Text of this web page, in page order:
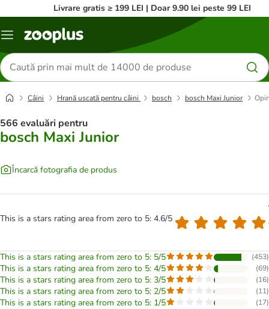
Livrare gratis ≥ 199 LEI | Doar 9.90 lei peste 99 LEI
Categorii
Căutare
produse
Câini Hrană uscată pentru câini bosch bosch Maxi Junior
566 evaluări pentru
bosch Maxi Junior
Încarcă fotografia de produs
This is a stars rating area from zero to 5: 4.6/5
This is a stars rating area from zero to 5: 5/5 (453)
This is a stars rating area from zero to 5: 4/5 (69)
This is a stars rating area from zero to 5: 3/5 (16)
This is a stars rating area from zero to 5: 2/5 (11)
This is a stars rating area from zero to 5: 1/5 (17)